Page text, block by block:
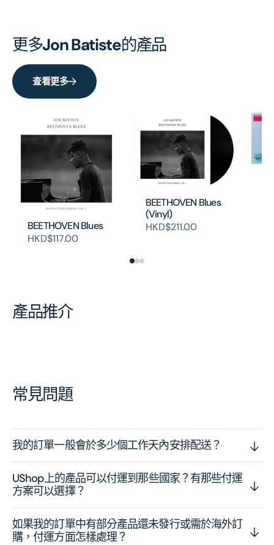
更多Jon Batiste的產品
查看更多
BEETHOVEN Blues
HKD$117.00
BEETHOVEN Blues
(Vinyl)
HKD$211.00
產品推介
常見問題
我的訂單一般會於多少個工作天內安排配送？
UShop上的產品可以付運到那些國家？有那些付運
方案可以選擇？
如果我的訂單中有部分產品還未發行或需於海外訂
購，付運方面怎樣處理？